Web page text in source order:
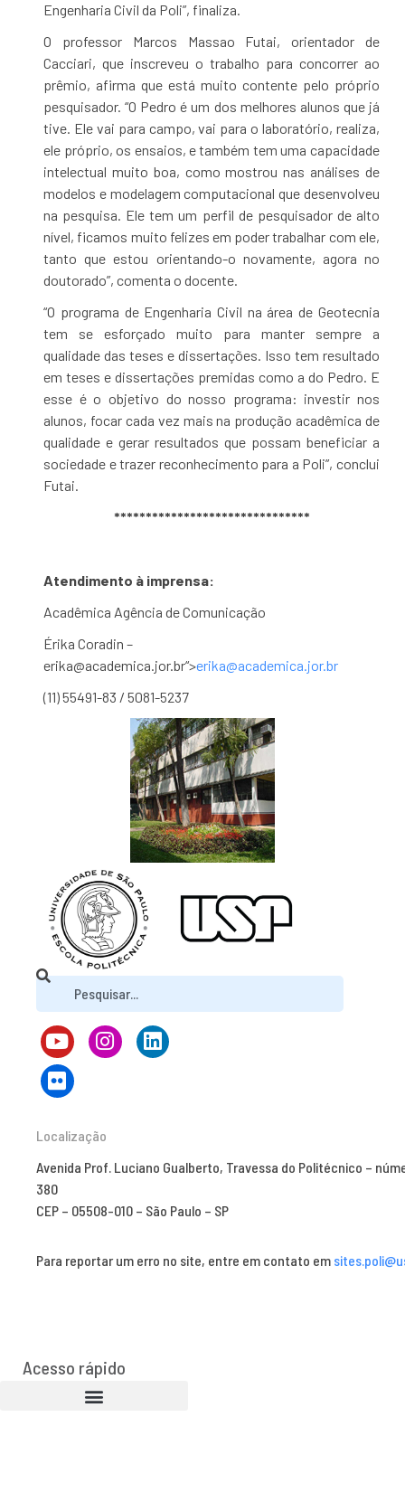
Engenharia Civil da Poli”, finaliza.
O professor Marcos Massao Futai, orientador de
Cacciari, que inscreveu o trabalho para concorrer ao
prêmio, afirma que está muito contente pelo próprio
pesquisador. “O Pedro é um dos melhores alunos que já
tive. Ele vai para campo, vai para o laboratório, realiza,
ele próprio, os ensaios, e também tem uma capacidade
intelectual muito boa, como mostrou nas análises de
modelos e modelagem computacional que desenvolveu
na pesquisa. Ele tem um perfil de pesquisador de alto
nível, ficamos muito felizes em poder trabalhar com ele,
tanto que estou orientando-o novamente, agora no
doutorado”, comenta o docente.
“O programa de Engenharia Civil na área de Geotecnia
tem se esforçado muito para manter sempre a
qualidade das teses e dissertações. Isso tem resultado
em teses e dissertações premidas como a do Pedro. E
esse é o objetivo do nosso programa: investir nos
alunos, focar cada vez mais na produção acadêmica de
qualidade e gerar resultados que possam beneficiar a
sociedade e trazer reconhecimento para a Poli”, conclui
Futai.
*******************************
Atendimento à imprensa:
Acadêmica Agência de Comunicação
Érika Coradin –
erika@academica.jor.br“>erika@academica.jor.br
(11) 55491-83 / 5081-5237
Localização
Avenida Prof. Luciano Gualberto, Travessa do Politécnico –
380
CEP – 05508-010 – São Paulo – SP
Para reportar um erro no site, entre em contato em
Acesso rápido